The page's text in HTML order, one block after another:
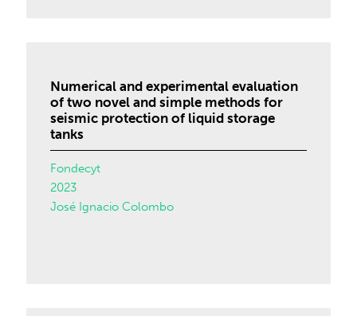
Numerical and experimental evaluation
of two novel and simple methods for
seismic protection of liquid storage
tanks
Fondecyt
2023
José Ignacio Colombo